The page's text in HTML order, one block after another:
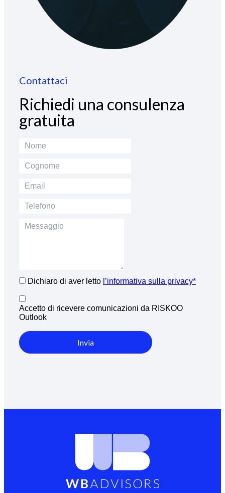
Contattaci
Richiedi una consulenza
gratuita
Dichiaro di aver letto l’informativa sulla privacy*
Accetto di ricevere comunicazioni da RISKOO
Outlook
Invia